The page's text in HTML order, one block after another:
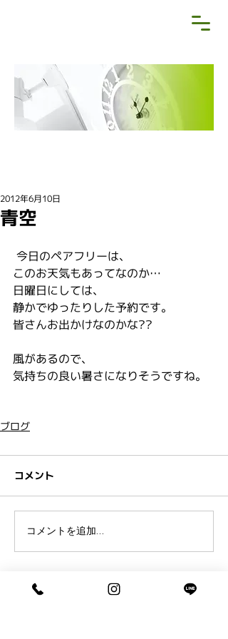
青空
2012年6月10日
今日のペアフリーは、
このお天気もあってなのか…
日曜日にしては、
静かでゆったりした予約です。
皆さんお出かけなのかな??
風があるので、
気持ちの良い暑さになりそうですね。
ブログ
コメント
コメントを追加…
ペアフリーからのお知らせとブログ